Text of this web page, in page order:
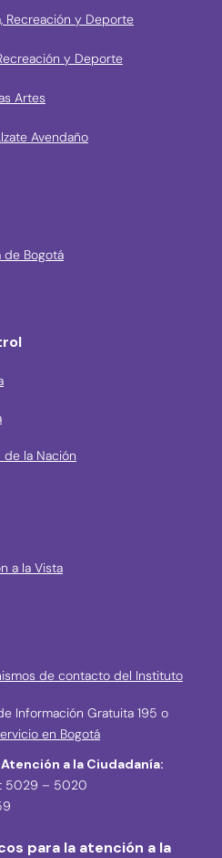
Recreación y Deporte
y Deporte
Artes
Avendaño
de Bogotá
de la Nación
a la Vista
de contacto del Instituto
Información Gratuita 195 o
en Bogotá
a la Ciudadanía:
5029 – 5020
para la atención a la